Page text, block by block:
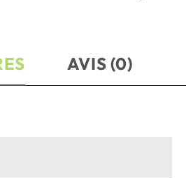
AVIS (0)